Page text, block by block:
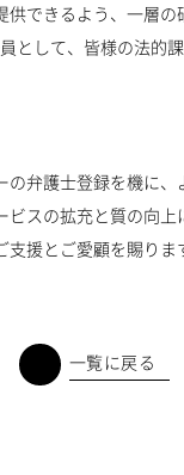
供できるよう、一層
として、皆様の法的
弁護士登録を機に、
スの拡充と質の向上
援とご愛顧を賜りま
一覧に戻る